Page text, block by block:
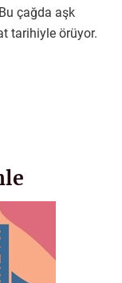
çağda aşk
tarihiyle örüyor.